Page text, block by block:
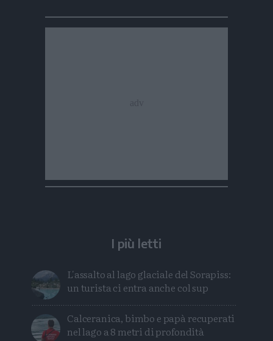
I più letti
L'assalto al lago glaciale del Sorapiss:
un turista ci entra anche col sup
Calceranica, bimbo e papà recuperati
nel lago a 8 metri di profondità